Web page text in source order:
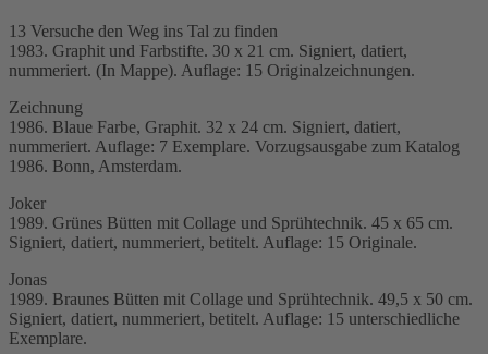
13 Versuche den Weg ins Tal zu finden
1983. Graphit und Farbstifte. 30 x 21 cm. Signiert, datiert,
nummeriert. (In Mappe). Auflage: 15 Originalzeichnungen.
Zeichnung
1986. Blaue Farbe, Graphit. 32 x 24 cm. Signiert, datiert,
nummeriert. Auflage: 7 Exemplare. Vorzugsausgabe zum Katalog
1986. Bonn, Amsterdam.
Joker
1989. Grünes Bütten mit Collage und Sprühtechnik. 45 x 65 cm.
Signiert, datiert, nummeriert, betitelt. Auflage: 15 Originale.
Jonas
1989. Braunes Bütten mit Collage und Sprühtechnik. 49,5 x 50 cm.
Signiert, datiert, nummeriert, betitelt. Auflage: 15 unterschiedliche
Exemplare.